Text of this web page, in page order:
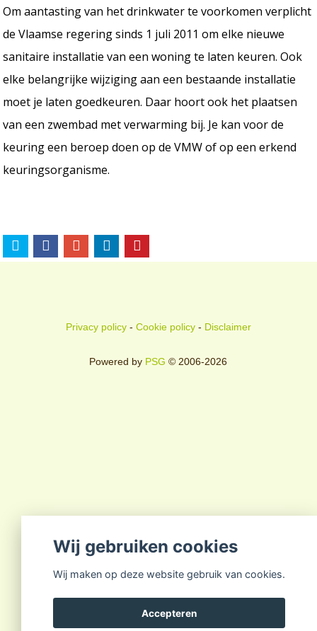
Om aantasting van het drinkwater te voorkomen verplicht
de Vlaamse regering sinds 1 juli 2011 om elke nieuwe
sanitaire installatie van een woning te laten keuren. Ook
elke belangrijke wijziging aan een bestaande installatie
moet je laten goedkeuren. Daar hoort ook het plaatsen
van een zwembad met verwarming bij. Je kan voor de
keuring een beroep doen op de VMW of op een erkend
keuringsorganisme.
Privacy policy- Cookie policy- Disclaimer
Powered by PSG © 2006-2026
Wij gebruiken cookies
Wij maken op deze website gebruik van cookies.
Accepteren